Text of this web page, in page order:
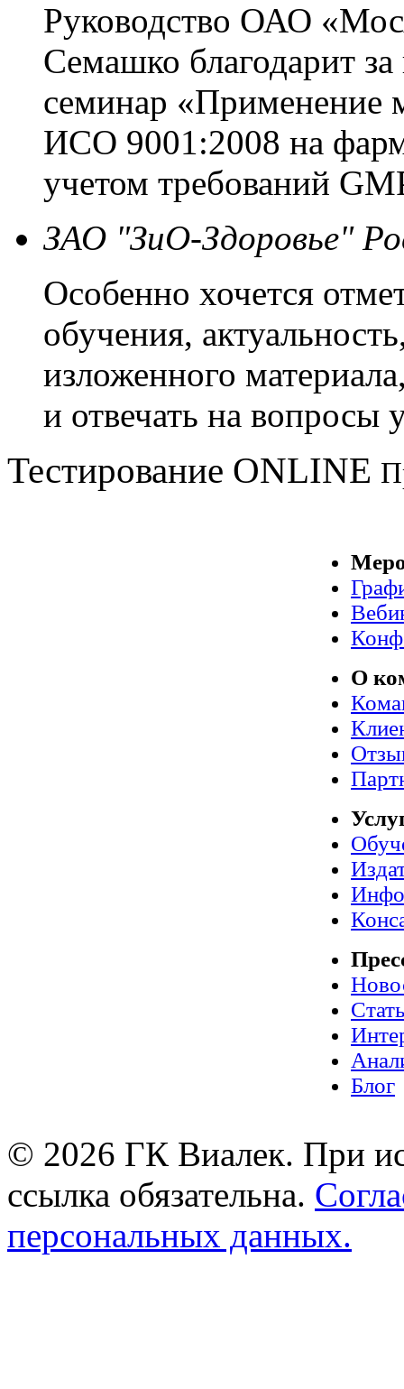
Руководство ОАО
Семашко благодарит
семинар «Применение
ИСО 9001:2008 на
учетом требований
ЗАО "ЗиО-Здоровье"
Особенно хочется
обучения,
изложенного
и отвечать на вопросы
Тестирование ONLINE
О
Блог
© 2026 ГК Виалек. При
ссылка обязательна.
персональных данных.